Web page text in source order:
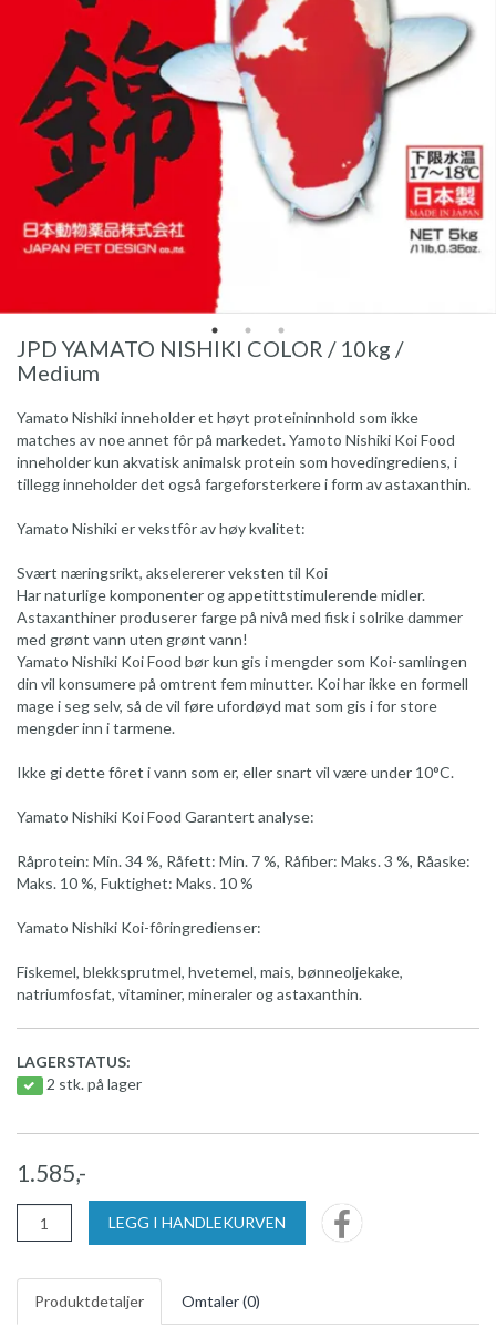
JPD YAMATO NISHIKI COLOR / 10kg /
Medium
Yamato Nishiki inneholder et høyt proteininnhold som ikke
matches av noe annet fôr på markedet. Yamoto Nishiki Koi Food
inneholder kun akvatisk animalsk protein som hovedingrediens, i
tillegg inneholder det også fargeforsterkere i form av astaxanthin.
Yamato Nishiki er vekstfôr av høy kvalitet:
Svært næringsrikt, akselererer veksten til Koi
Har naturlige komponenter og appetittstimulerende midler.
Astaxanthiner produserer farge på nivå med fisk i solrike dammer
med grønt vann uten grønt vann!
Yamato Nishiki Koi Food bør kun gis i mengder som Koi-samlingen
din vil konsumere på omtrent fem minutter. Koi har ikke en formell
mage i seg selv, så de vil føre ufordøyd mat som gis i for store
mengder inn i tarmene.
Ikke gi dette fôret i vann som er, eller snart vil være under 10°C.
Yamato Nishiki Koi Food Garantert analyse:
Råprotein: Min. 34 %, Råfett: Min. 7 %, Råfiber: Maks. 3 %, Råaske:
Maks. 10 %, Fuktighet: Maks. 10 %
Yamato Nishiki Koi-fôringredienser:
Fiskemel, blekksprutmel, hvetemel, mais, bønneoljekake,
natriumfosfat, vitaminer, mineraler og astaxanthin.
LAGERSTATUS:
2 stk. på lager
1.585,-
LEGG I HANDLEKURVEN
Produktdetaljer Omtaler (0)